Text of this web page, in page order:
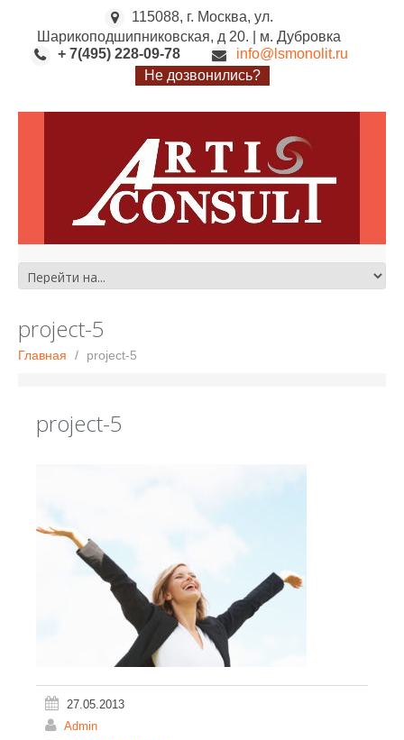
115088, г. Москва, ул.
Шарикоподшипниковская, д 20. | м. Дубровка
+ 7(495) 228-09-78
info@lsmonolit.ru
Не дозвонились?
project-5
Главная project-5
project-5
27.05.2013
Admin